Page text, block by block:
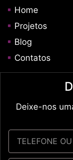
Home
Projetos
Blog
Contatos
Deixe-nos